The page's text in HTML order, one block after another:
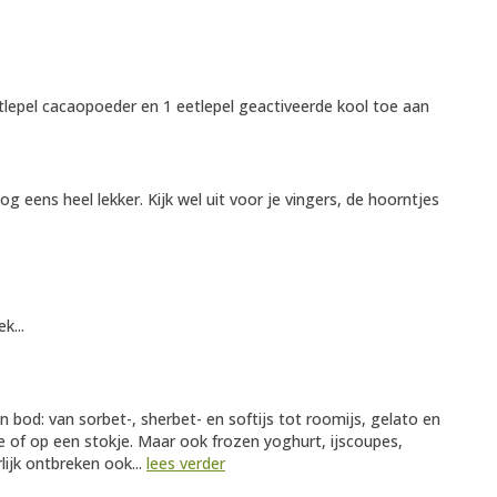
cacaopoeder en 1 eetlepel geactiveerde kool toe aan
eens heel lekker. Kijk wel uit voor je vingers, de hoorntjes
bod: van sorbet-, sherbet- en softijs tot roomijs, gelato en
of op een stokje. Maar ook frozen yoghurt, ijscoupes,
ontbreken ook... lees verder